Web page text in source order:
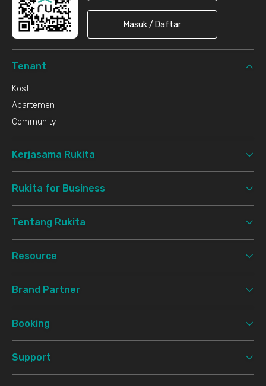
Masuk / Daftar
Tenant
Kost
Apartemen
Community
Kerjasama Rukita
Rukita for Business
Tentang Rukita
Resource
Brand Partner
Booking
Support